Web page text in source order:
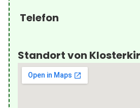
Telefon
Standort von